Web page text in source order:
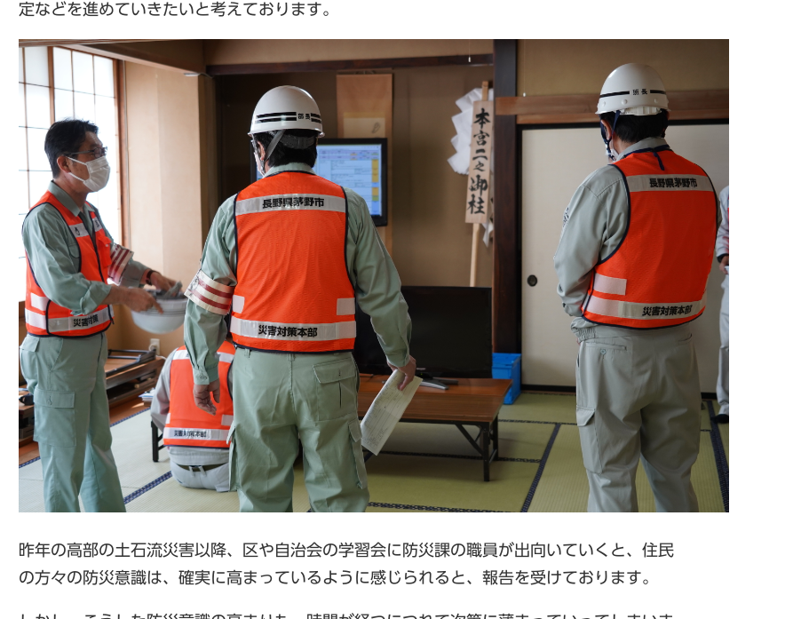
定などを進めていきたいと考えております。
昨年の高部の土石流災害以降、区や自治会の学習会に防災課の職員が出向いていくと、住民
の方々の防災意識は、確実に高まっているように感じられると、報告を受けております。